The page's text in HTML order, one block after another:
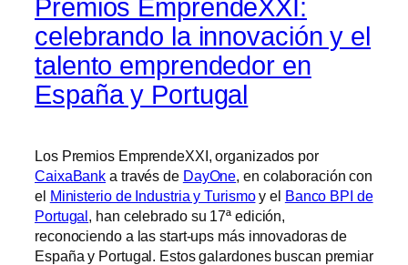
Premios EmprendeXXI:
celebrando la innovación y el
talento emprendedor en
España y Portugal
Los Premios EmprendeXXI, organizados por
CaixaBank a través de DayOne, en colaboración con
el Ministerio de Industria y Turismoy el Banco BPI de
Portugal, han celebrado su 17ª edición,
reconociendo a las start-ups más innovadoras de
España y Portugal. Estos galardones buscan premiar